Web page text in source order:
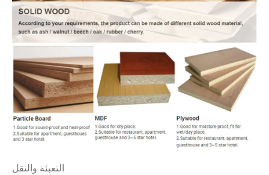
التعبئة والنقل